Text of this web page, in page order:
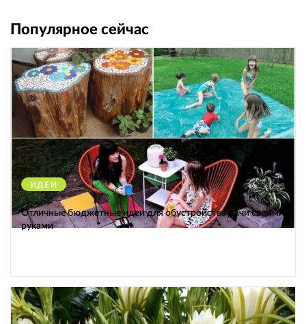
Популярное сейчас
ИДЕИ 38262
Отличные бюджетные идеи для обустройства дачи своими
руками